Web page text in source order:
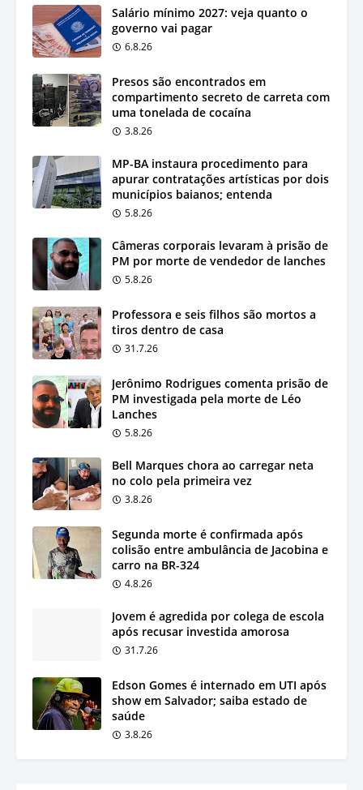
Salário mínimo 2027: veja quanto o
governo vai pagar
6.8.26
Presos são encontrados em
compartimento secreto de carreta com
uma tonelada de cocaína
3.8.26
MP-BA instaura procedimento para
apurar contratações artísticas por dois
municípios baianos; entenda
5.8.26
Câmeras corporais levaram à prisão de
PM por morte de vendedor de lanches
5.8.26
Professora e seis filhos são mortos a
tiros dentro de casa
31.7.26
Jerônimo Rodrigues comenta prisão de
PM investigada pela morte de Léo
Lanches
5.8.26
Bell Marques chora ao carregar neta
no colo pela primeira vez
3.8.26
Segunda morte é confirmada após
colisão entre ambulância de Jacobina e
carro na BR-324
4.8.26
Jovem é agredida por colega de escola
após recusar investida amorosa
31.7.26
Edson Gomes é internado em UTI após
show em Salvador; saiba estado de
saúde
3.8.26